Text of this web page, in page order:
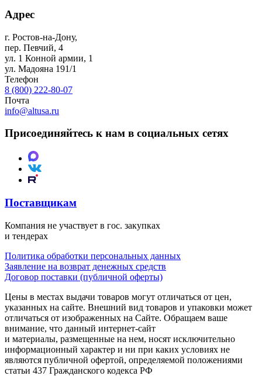
Адрес
г. Ростов-на-Дону,
пер. Певчий, 4
ул. 1 Конной армии, 1
ул. Мадояна 191/1
Телефон
8 (800) 222-80-07
Почта
info@altusa.ru
Присоединяйтесь к нам в социальных сетях
Поставщикам
Компания не участвует в гос. закупках
и тендерах
Политика обработки персональных данных
Заявление на возврат денежных средств
Договор поставки (публичной оферты)
Цены в местах выдачи товаров могут отличаться от цен,
указанных на сайте. Внешний вид товаров и упаковки может
отличаться от изображенных на Сайте. Обращаем ваше
внимание, что данный интернет-сайт
и материалы, размещенные на нем, носят исключительно
информационный характер и ни при каких условиях не
являются публичной офертой, определяемой положениями
статьи 437 Гражданского кодекса РФ